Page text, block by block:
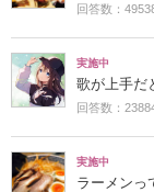
回答数：
実施中
歌が上手だ
回答数：
実施中
ラーメンっ